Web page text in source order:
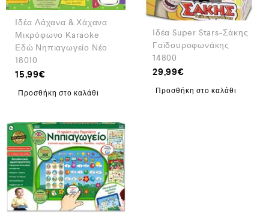
Ιδέα Λάχανα & Χάχανα
Μικρόφωνο Karaoke
Εδώ Νηπιαγωγείο Νέο
18010
15,99€
Προσθήκη στο καλάθι
Ιδέα Super Stars-Σάκης
Γαϊδουροφωνάκης
14800
29,99€
Προσθήκη στο καλάθι